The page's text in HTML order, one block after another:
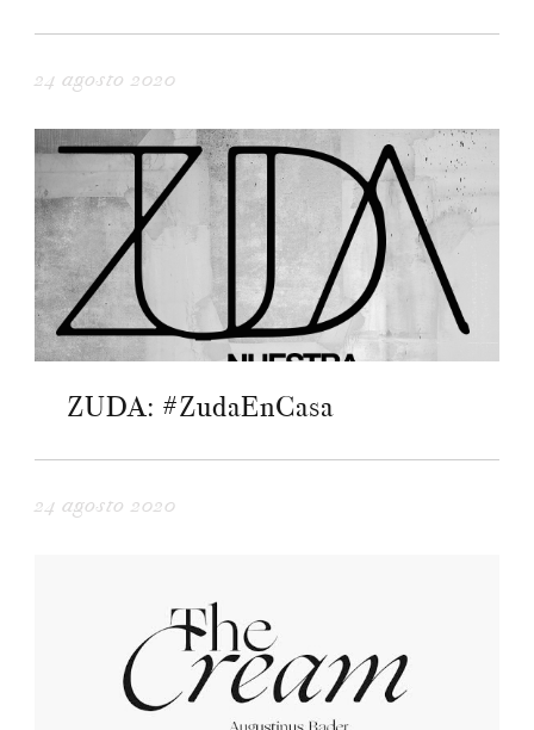
24 agosto 2020
ZUDA: #ZudaEnCasa
24 agosto 2020